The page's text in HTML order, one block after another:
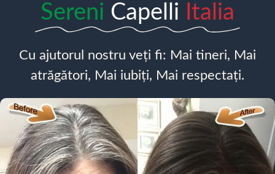
Sereni Capelli Italia
Cu ajutorul nostru veți fi: Mai tineri, Mai
atrăgători, Mai iubiți, Mai respectați.